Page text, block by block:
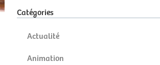
Catégories
Actualité
Animation